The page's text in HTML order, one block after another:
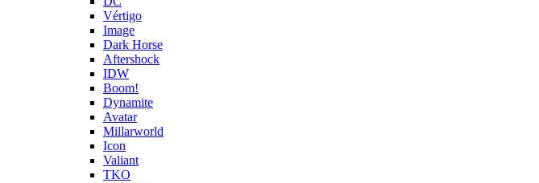
Vértigo
Image
Dark Horse
Aftershock
IDW
Boom!
Dynamite
Avatar
Millarworld
Icon
Valiant
TKO